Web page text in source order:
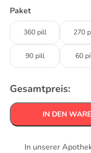
Paket
360 pill 270
90 pill 60
Gesamtpreis:
IN DEN
In unserer